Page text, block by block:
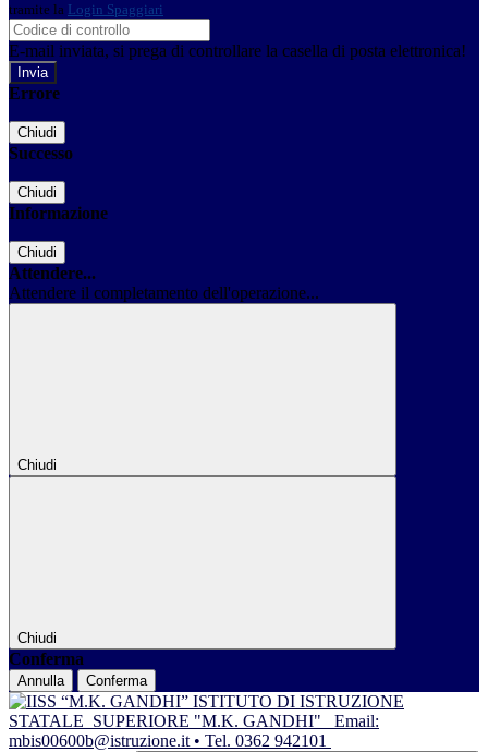
tramite la Login Spaggiari
E-mail inviata, si prega di controllare la casella di posta elettronica!
Errore
Chiudi
Successo
Chiudi
Informazione
Chiudi
Attendere...
Attendere il completamento dell'operazione...
Chiudi
Chiudi
Conferma
Annulla Conferma
ISTITUTO DI ISTRUZIONE
STATALE SUPERIORE "M.K. GANDHI"
Email:
mbis00600b@istruzione.it • Tel. 0362 942101